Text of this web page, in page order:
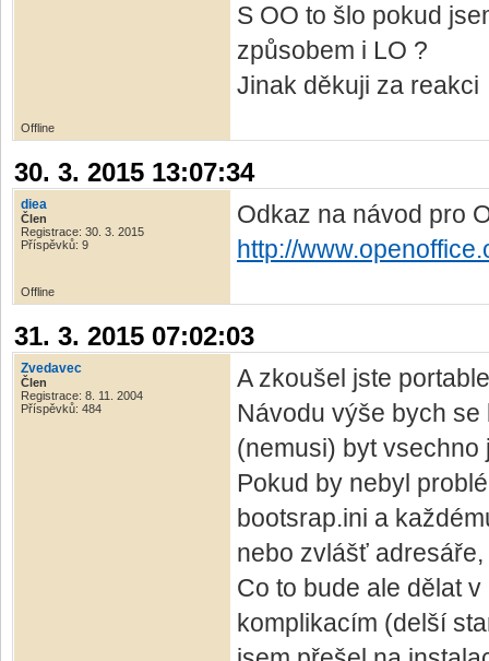
S OO to šlo pokud
způsobem i LO ?
Jinak děkuji za reakci
Offline
30. 3. 2015 13:07:34
diea
Člen
Registrace: 30. 3. 2015
Příspěvků: 9
Odkaz na návod pro
http://
Offline
31. 3. 2015 07:02:03
Zvedavec
Člen
Registrace: 8. 11. 2004
Příspěvků: 484
A zkoušel jste
Návodu výše bych
(nemusi) byt vsechno
Pokud by nebyl
bootsrap.ini a
nebo zvlášť
Co to bude ale dělat
komplikacím (delší